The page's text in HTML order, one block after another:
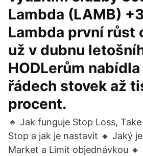
Lambda (LAMB)
Lambda první růst
už v dubnu
HODLerům
řádech stovek až
procent.
🔸️ Jak funguje Stop Loss,
Stop a jak je nastavit 🔸️ Jaký
Market a Limit objednávkou 🔸️